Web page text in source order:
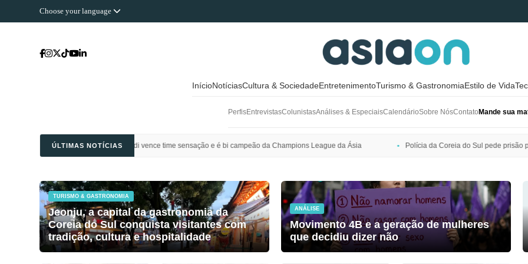
Choose your language
InícioNotíciasCultura & SociedadeEntretenimentoTurismo & GastronomiaEstilo de Vida
PerfisEntrevistasColunistasAnálises & EspeciaisCalendárioSobre NósContato Mande sua
ÚLTIMAS NOTÍCIAS
Al Ahli Saudi vence time sensação e é bi campeão da Champions League da Ásia Polícia da Coreia do Sul pede prisão preventiva de Bang Si-
TURISMO & GASTRONOMIA
Jeonju, a capital da gastronomia da
Coreia do Sul conquista visitantes com
tradição, cultura e hospitalidade
ANÁLISE
Movimento 4B e a geração de mulheres
que decidiu dizer não